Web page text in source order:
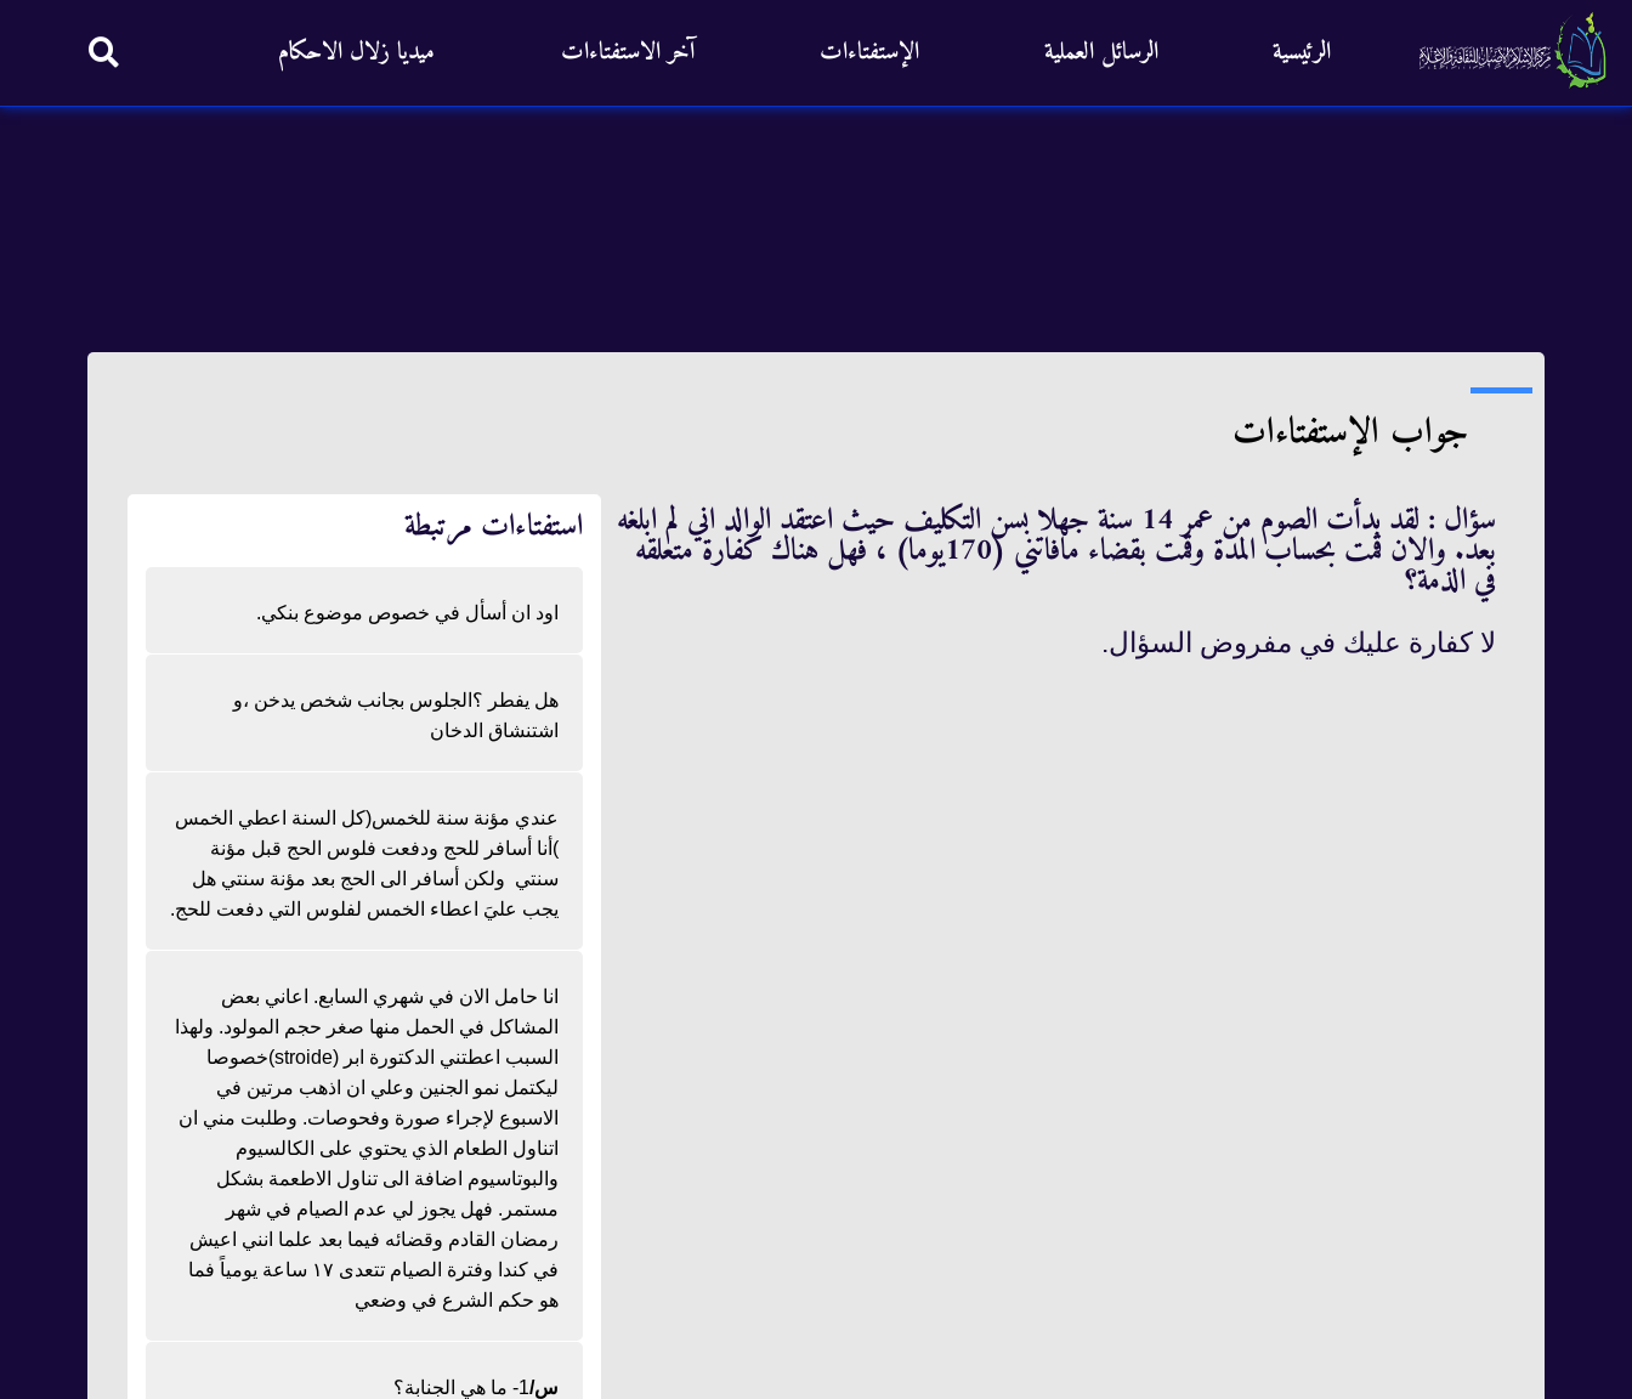
الرئيسية الرسائل العملية الإستفتاءات آخر الاستفتاءات ميديا زلال الاحكام
جواب الإستفتاءات
سؤال : لقد بدأت الصوم من عمر 14 سنة جهلا بسن التكليف حيث اعتقد الوالد اني لم ابلغه
بعد. والان قمت بحساب المدة وقمت بقضاء مافاتني (170يوما) ، فهل هناك كفارة متعلقه
في الذمة؟
لا کفارة عليك في مفروض السؤال.
استفتاءات مرتبطة
اود ان أسأل في خصوص موضوع بنكي.
هل يفطر ؟الجلوس بجانب شخص يدخن ،و
اشتنشاق الدخان
عندي مؤنة سنة للخمس(كل السنة اعطي الخمس
)أنا أسافر للحج ودفعت فلوس الحج قبل مؤنة
سنتي ولكن أسافر الى الحج بعد مؤنة سنتي هل
يجب عليَ اعطاء الخمس لفلوس التي دفعت للحج.
انا حامل الان في شهري السابع. اعاني بعض
المشاكل في الحمل منها صغر حجم المولود. ولهذا
السبب اعطتني الدكتورة ابر (stroide)خصوصا
ليكتمل نمو الجنين وعلي ان اذهب مرتين في
الاسبوع لإجراء صورة وفحوصات. وطلبت مني ان
اتناول الطعام الذي يحتوي على الكالسيوم
والبوتاسيوم اضافة الى تناول الاطعمة بشكل
مستمر. فهل يجوز لي عدم الصيام في شهر
رمضان القادم وقضائه فيما بعد علما انني اعيش
في كندا وفترة الصيام تتعدى ١٧ ساعة يومياً فما
هو حكم الشرع في وضعي
س/1- ما هي الجنابة؟